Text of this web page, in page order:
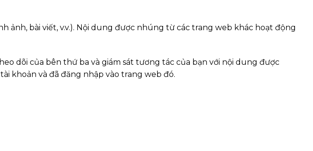
bài viết, v.v.). Nội dung được nhúng từ các trang web khác hoạt động
dõi của bên thứ ba và giám sát tương tác của bạn với nội dung được
khoản và đã đăng nhập vào trang web đó.